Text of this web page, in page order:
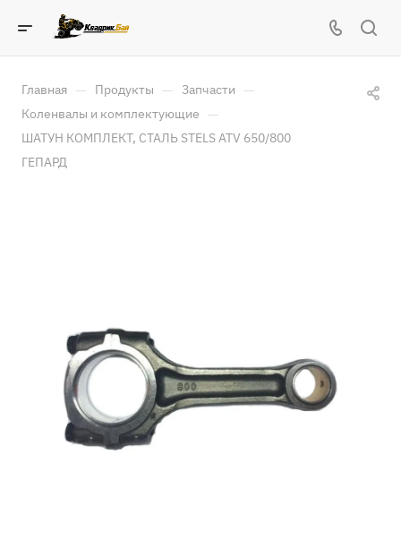
Главная — Продукты — Запчасти —
Коленвалы и комплектующие —
ШАТУН КОМПЛЕКТ, СТАЛЬ STELS ATV 650/800
ГЕПАРД